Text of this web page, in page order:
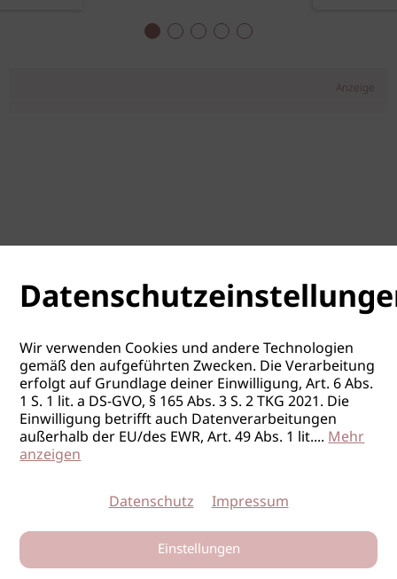
Anzeige
Wir verwenden Cookies und andere Technologien
gemäß den aufgeführten Zwecken. Die Verarbeitung
erfolgt auf Grundlage deiner Einwilligung, Art. 6 Abs.
1 S. 1 lit. a DS-GVO, § 165 Abs. 3 S. 2 TKG 2021. Die
Einwilligung betrifft auch Datenverarbeitungen
außerhalb der EU/des EWR, Art. 49 Abs. 1 lit....Mehr
anzeigen
Datenschutz Impressum
Einstellungen